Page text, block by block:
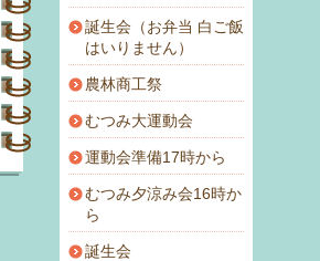
誕生会（お弁当 白ご飯
はいりません）
農林商工祭
むつみ大運動会
運動会準備17時から
むつみ夕涼み会16時か
ら
誕生会